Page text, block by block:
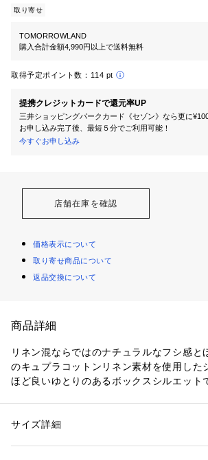
取り寄せ
TOMORROWLAND
購入合計金額4,990円以上で送料無料
取得予定ポイント数： 114 pt
提携クレジットカードで還元率UP
三井ショッピングパークカード《セゾン》なら更に
お申し込み完了後、最短５分でご利用可能！
今すぐお申し込み
店舗在庫を確認
価格表示について
取り寄せ商品について
返品交換について
商品詳細
リネン混ならではのナチュラルなフシ感と
のキュプラコットンリネン素材を使用した
ほど良いゆとりのあるボックスシルエット
ースともバランス良く合わせていただけま
性別：レディース
素材：キュプラ60％　コットン20％　麻20％
サイズ詳細